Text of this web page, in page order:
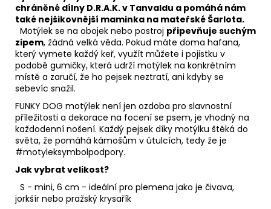
chráněné dílny D.R.A.K. v Tanvaldu a pomáhá nám
také nejšikovnější maminka na mateřské Šarlota.
Motýlek se na obojek nebo postroj připevňuje suchým
zipem, žádná velká věda. Pokud máte doma hafana,
který vymete každý keř, využít můžete i pojistku v
podobě gumičky, která udrží motýlek na konkrétním
místě a zaručí, že ho pejsek neztratí, ani kdyby se
sebevíc snažil.
FUNKY DOG motýlek není jen ozdoba pro slavnostní
příležitosti a dekorace na focení se psem, je vhodný na
každodenní nošení. Každý pejsek díky motýlku štěká do
světa, že pomáhá kámošům v útulcích, tedy že je
#motyleksymbolpodpory.
Jak vybrat velikost?
S - mini, 6 cm - ideální pro plemena jako je čivava,
jorkšír nebo pražský krysařík